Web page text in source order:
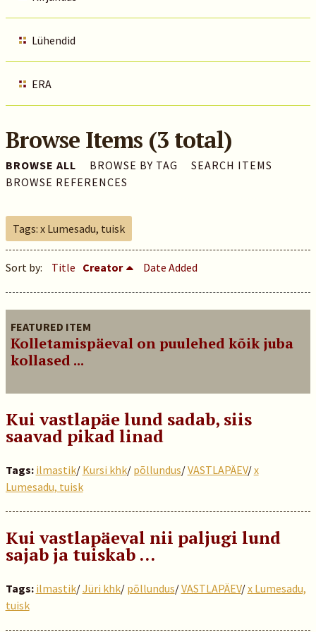
Lühendid
ERA
Browse Items (3 total)
BROWSE ALL BROWSE BY TAG
SEARCH ITEMS
BROWSE REFERENCES
Tags: x Lumesadu, tuisk
Sort by: Title Creator Date Added
FEATURED ITEM
Kolletamispäeval on puulehed kõik juba
kollased ...
Kui vastlapäe lund sadab, siis
saavad pikad linad
Tags: ilmastik/ Kursi khk/ põllundus/VASTLAPÄEV/x
Lumesadu, tuisk
Kui vastlapäeval nii paljugi lund
sajab ja tuiskab …
Tags: ilmastik/Jüri khk/ põllundus/VASTLAPÄEV/x Lumesadu,
tuisk